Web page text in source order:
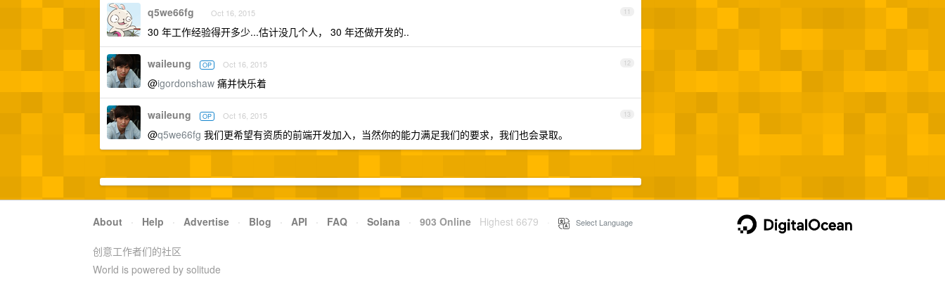
11
q5we66fg Oct 16, 2015
30 年工作经验得开多少...估计没几个人， 30 年还做开发的..
12
waileung OP Oct 16, 2015
@igordonshaw 痛并快乐着
13
waileung OP Oct 16, 2015
@q5we66fg 我们更希望有资质的前端开发加入，当然你的能力满足我们的要求，我们也会录取。
About · Help · Advertise · Blog · API · FAQ · Solana · 903 Online Highest 6679 Select Language
创意工作者们的社区
World is powered by solitude